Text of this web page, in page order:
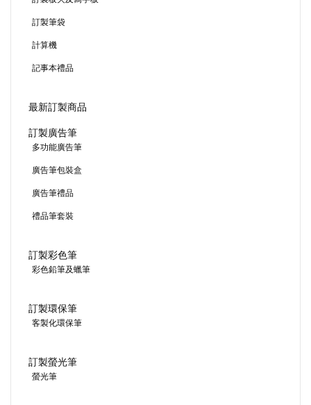
訂製筆袋
計算機
記事本禮品
最新訂製商品
訂製廣告筆
多功能廣告筆
廣告筆包裝盒
廣告筆禮品
禮品筆套裝
訂製彩色筆
彩色鉛筆及蠟筆
訂製環保筆
客製化環保筆
訂製螢光筆
螢光筆